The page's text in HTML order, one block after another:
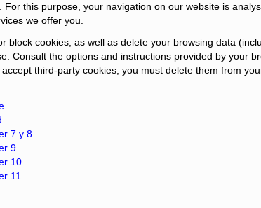
classiques pour l' imperméabilisation de barrages, a
qui impliquent une haute spécialisation des
injections de consolidation, de compactage et
entre lesquelles y resultent:
de fondations superficielles et d'autres
For this purpose, your navigation on our website is
we offer you.
block cookies, as well as delete your browsing data
Consult the options and instructions provided by your
third-party cookies, you must delete them from
7 y 8
9
10
11